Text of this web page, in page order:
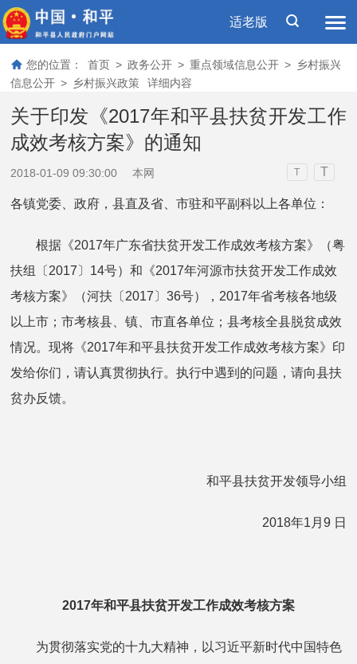
适老版
您的位置： 首页 > 政务公开 > 重点领域信息公开 > 乡村振兴
信息公开 > 乡村振兴政策 详细内容
关于印发《2017年和平县扶贫开发工作
成效考核方案》的通知
2018-01-09 09:30:00 本网 T T
各镇党委、政府，县直及省、市驻和平副科以上各单位：
根据《2017年广东省扶贫开发工作成效考核方案》（粤
扶组〔2017〕14号）和《2017年河源市扶贫开发工作成效
考核方案》（河扶〔2017〕36号），2017年省考核各地级
以上市；市考核县、镇、市直各单位；县考核全县脱贫成效
情况。现将《2017年和平县扶贫开发工作成效考核方案》印
发给你们，请认真贯彻执行。执行中遇到的问题，请向县扶
贫办反馈。
和平县扶贫开发领导小组
2018年1月9 日
2017年和平县扶贫开发工作成效考核方案
为贯彻落实党的十九大精神，以习近平新时代中国特色